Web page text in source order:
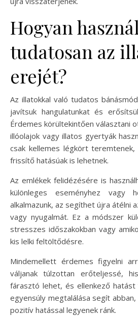
Hogyan
tudatosan az
erejét?
Az illatokkal való tudatos
javítsuk hangulatunkat és
Érdemes körültekintően választani
illóolajok vagy illatos gyertyák
csak kellemes légkört
frissítő hatásúak is lehetnek.
Az emlékek felidézésére is
különleges eseményhez vagy
alkalmazunk, az segíthet újra átélni
vagy nyugalmát. Ez a módszer
stresszes időszakokban vagy
kis lelki feltöltődésre.
Mindemellett érdemes figyelni
váljanak túlzottan erőteljessé,
fárasztó lehet, és ellenkező
egyensúly megtalálása segít
pozitív hatással legyenek ránk.